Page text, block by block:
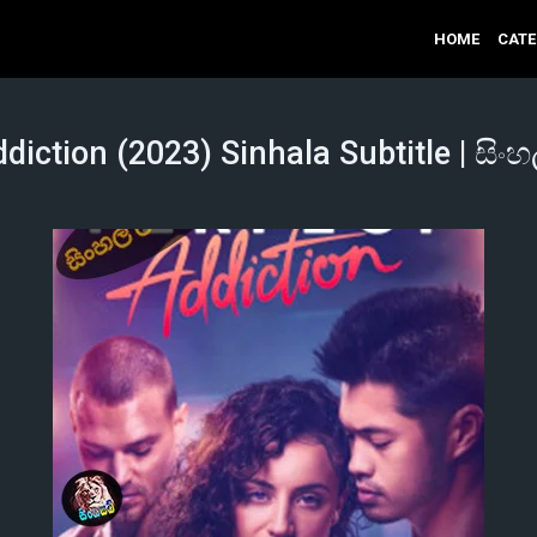
HOME
(2023) Sinhala Subtitle |